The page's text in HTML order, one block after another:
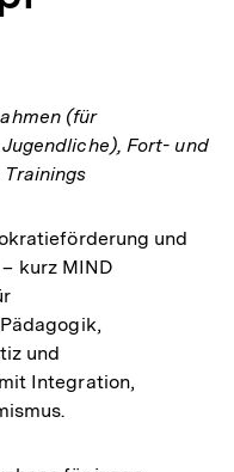
(für
Fort- und
und
kurz MIND
und
Integration,